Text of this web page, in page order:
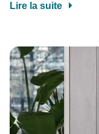
Lire la suite